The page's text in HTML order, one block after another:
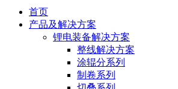
首页
产品及解决方案
锂电装备解决方案
整线解决方案
涂辊分系列
制卷系列